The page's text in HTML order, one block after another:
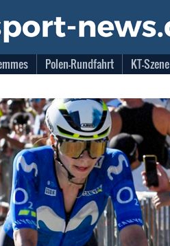
Polen-Rundfahrt KT-Szene